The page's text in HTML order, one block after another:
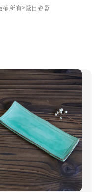
權所有®鶯目瓷器